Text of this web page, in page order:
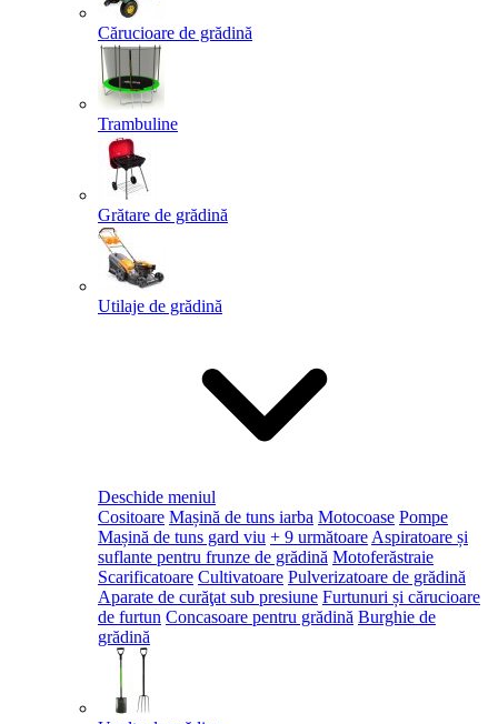
Cărucioare de grădină
Trambuline
Grătare de grădină
Utilaje de grădină
Deschide meniul
Cositoare Mașină de tuns iarba Motocoase Pompe
Mașină de tuns gard viu + 9 următoare Aspiratoare și
suflante pentru frunze de grădină Motoferăstraie
Scarificatoare Cultivatoare Pulverizatoare de grădină
Aparate de curăţat sub presiune Furtunuri și cărucioare
de furtun Concasoare pentru grădină Burghie de
grădină